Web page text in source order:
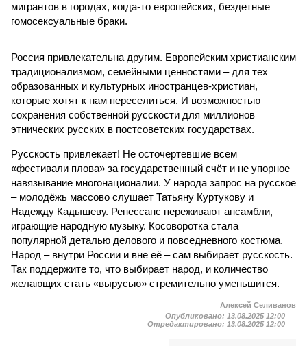
мигрантов в городах, когда-то европейских, бездетные
гомосексуальные браки.
Россия привлекательна другим. Европейским христианским
традиционализмом, семейными ценностями – для тех
образованных и культурных иностранцев-христиан,
которые хотят к нам переселиться. И возможностью
сохранения собственной русскости для миллионов
этнических русских в постсоветских государствах.
Русскость привлекает! Не осточертевшие всем
«фестивали плова» за государственный счёт и не упорное
навязывание многонационалии. У народа запрос на русское
– молодёжь массово слушает Татьяну Куртукову и
Надежду Кадышеву. Ренессанс переживают ансамбли,
играющие народную музыку. Косоворотка стала
популярной деталью делового и повседневного костюма.
Народ – внутри России и вне её – сам выбирает русскость.
Так поддержите то, что выбирает народ, и количество
желающих стать «вырусью» стремительно уменьшится.
Алексей Селиванов
Опубликовано: 13.08.2025 12:00
Отредактировано: 13.08.2025 12:00